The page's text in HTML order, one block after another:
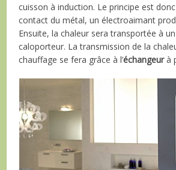
cuisson à induction. Le principe est
contact du métal, un électroaimant
Ensuite, la chaleur sera transportée à
caloporteur. La transmission de la
chauffage se fera grâce à l’échangeurà